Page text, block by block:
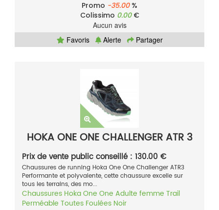
Promo -35.00%
Colissimo 0.00€
Aucun avis
Favoris
Alerte Partager
HOKA ONE ONE CHALLENGER ATR 3
Prix de vente public conseillé : 130.00 €
Chaussures de running Hoka One One Challenger ATR3
Performante et polyvalente, cette chaussure excelle sur
tous les terrains, des mo...
Chaussures Hoka One One Adulte femme Trail
Perméable Toutes Foulées Noir